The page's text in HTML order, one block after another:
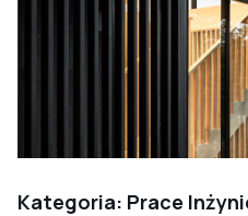
Kategoria: Prace